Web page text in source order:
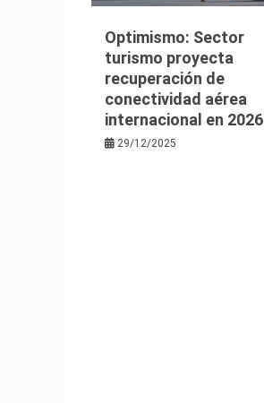
Optimismo: Sector
turismo proyecta
recuperación de
conectividad aérea
internacional en 2026
29/12/2025